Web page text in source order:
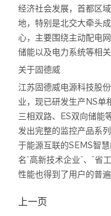
经济社会发展，首都区
地，特别是北交大牵头
心，主要围绕主动配电
储能以及电力系统等相
关于固德威
江苏固德威电源科技股
业，现已研发生产NS
三相双路、ES双向储能
发出完整的监控产品系
于能源互联的SEMS智
名“高新技术企业”、“省
性能也得到了用户的普遍
上一页